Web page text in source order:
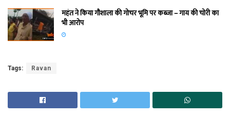
महंत ने किया गौशाला की गोचर भूमि पर कब्जा – गाय की चोरी का
भी आरोप
Tags: Ravan